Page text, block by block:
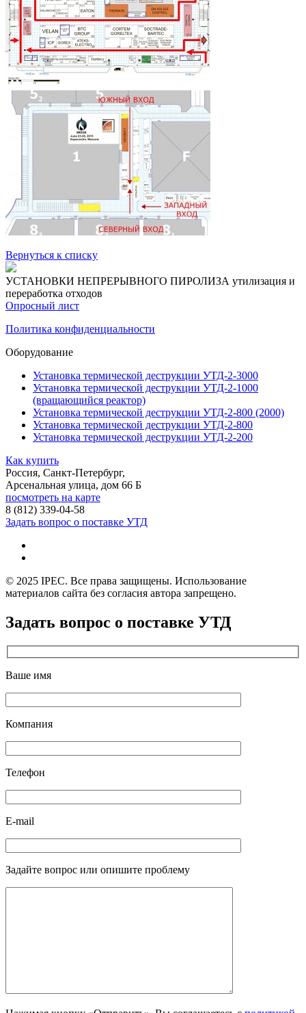
Вернуться к списку
УСТАНОВКИ НЕПРЕРЫВНОГО ПИРОЛИЗА утилизация и
переработка отходов
Опросный лист
Политика конфиденциальности
Оборудование
Установка термической деструкции УТД-2-3000
Установка термической деструкции УТД-2-1000
(вращающийся реактор)
Установка термической деструкции УТД-2-800 (2000)
Установка термической деструкции УТД-2-800
Установка термической деструкции УТД-2-200
Как купить
Россия, Санкт-Петербург,
Арсенальная улица, дом 66 Б
посмотреть на карте
8 (812) 339-04-58
Задать вопрос о поставке УТД
© 2025 IPEC. Все права защищены. Использование
материалов сайта без согласия автора запрещено.
Задать вопрос о поставке УТД
Ваше имя
Компания
Телефон
E-mail
Задайте вопрос или опишите проблему